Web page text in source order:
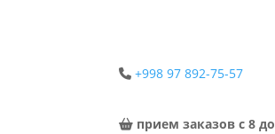
+998 97 892-75-57
прием заказов с 8 до